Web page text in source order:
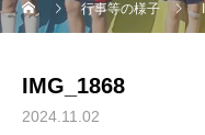
行事等の様子
IMG_1868
2024.11.02